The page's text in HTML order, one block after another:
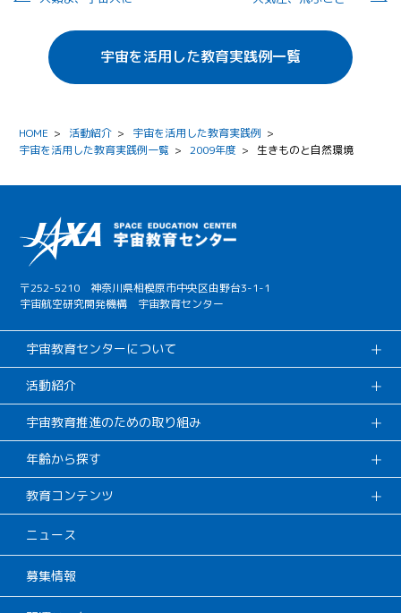
宇宙を活用した教育実践例一覧
HOME > 活動紹介 > 宇宙を活用した教育実践例 >
宇宙を活用した教育実践例一覧 > 2009年度 > 生きものと自然環境
〒252-5210 神奈川県相模原市中央区由野台3-1-1
宇宙航空研究開発機構 宇宙教育センター
宇宙教育センターについて
活動紹介
宇宙教育推進のための取り組み
年齢から探す
教育コンテンツ
ニュース
募集情報